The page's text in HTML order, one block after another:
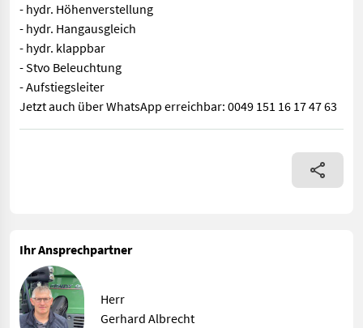
- hydr. Höhenverstellung
- hydr. Hangausgleich
- hydr. klappbar
- Stvo Beleuchtung
- Aufstiegsleiter
Jetzt auch über WhatsApp erreichbar: 0049 151 16 17 47 63
Ausstattung: - 15m Arbeitsbreite - 30 Düsen / 50cm abstand -
Ihr Ansprechpartner
Herr
Gerhard Albrecht